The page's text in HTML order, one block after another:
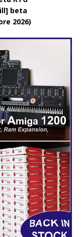
beta
2026)